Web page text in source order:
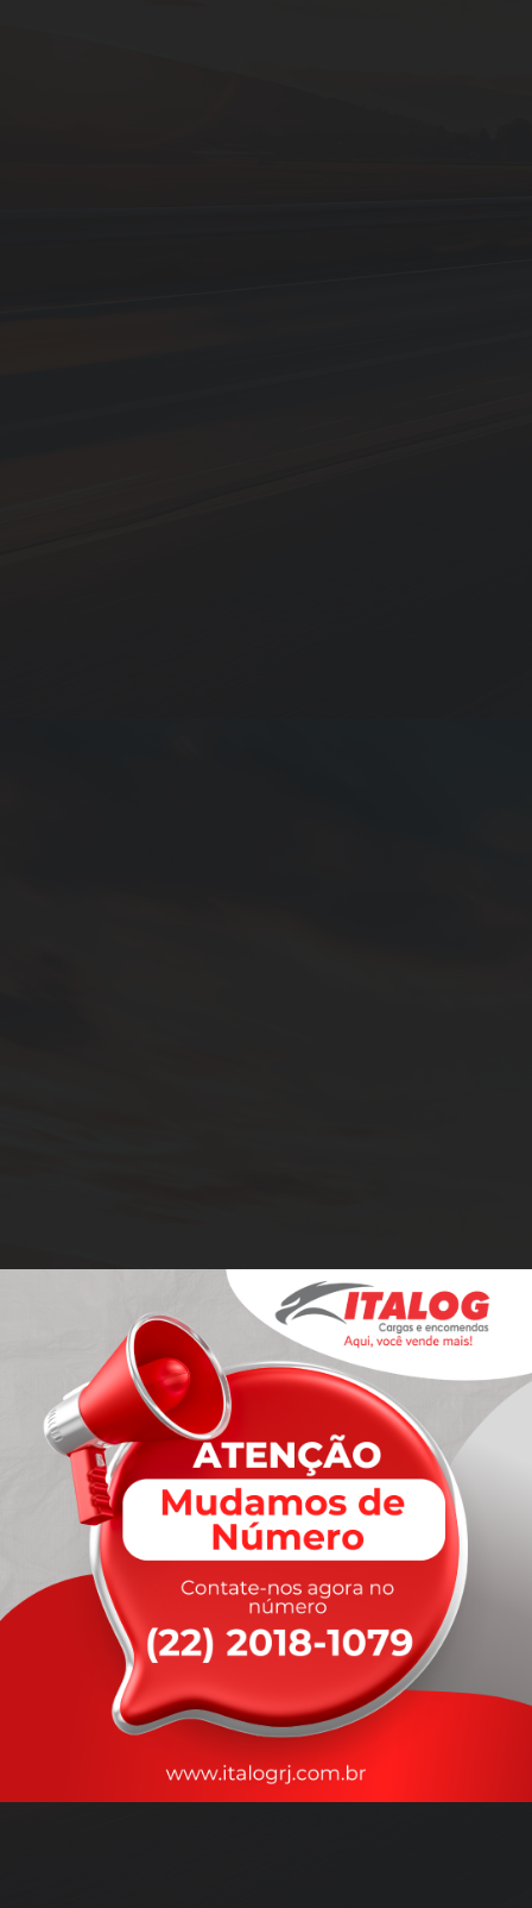
rapidez
que você precisa,
com a qualidade que vocêmerece.
Nossos motoristas são treinados para garantir a máxima
durante o transporte, com rastreamento em tempo real.